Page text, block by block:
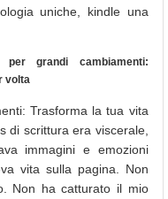
uniche, kindle una
per grandi cambiamenti:
volta
Trasforma la tua vita
di scrittura era viscerale,
immagini e emozioni
vita sulla pagina. Non
Non ha catturato il mio